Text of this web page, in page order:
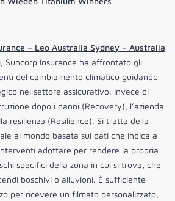
– Leo Australia Sydney – Australia
Suncorp Insurance ha affrontato gli
del cambiamento climatico guidando
nel settore assicurativo. Invece di
dopo i danni (Recovery), l’azienda
resilienza (Resilience). Si tratta della
al mondo basata sui dati che indica a
adottare per rendere la propria
specifici della zona in cui si trova, che
boschivi o alluvioni. È sufficiente
per ricevere un filmato personalizzato,